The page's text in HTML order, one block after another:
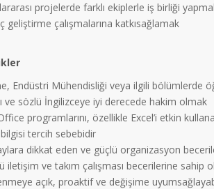
projelerde farklı ekiplerle iş birliği
geliştirme çalışmalarına katkısağlamak
Endüstri Mühendisliği veya ilgili bölümlerde
ve sözlü İngilizceye iyi derecede hakim olmak
programlarını, özellikle Excel’i etkin
bilgisi tercih sebebidir
dikkat eden ve güçlü organizasyon
iletişim ve takım çalışması becerilerine sahip
açık, proaktif ve değişime